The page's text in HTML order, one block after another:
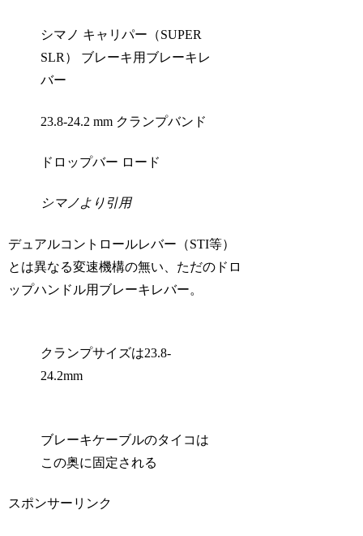
シマノ キャリパー（SUPER
SLR） ブレーキ用ブレーキレ
バー
23.8-24.2 mm クランプバンド
ドロップバー ロード
シマノより引用
デュアルコントロールレバー（STI等）
とは異なる変速機構の無い、ただのドロ
ップハンドル用ブレーキレバー。
クランプサイズは23.8-
24.2mm
ブレーキケーブルのタイコは
この奥に固定される
スポンサーリンク